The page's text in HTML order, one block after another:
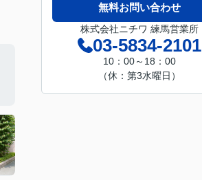
無料お問い合わせ
株式会社ニチワ 練馬営業所
03-5834-2101
10：00～18：00
（休：第3水曜日）